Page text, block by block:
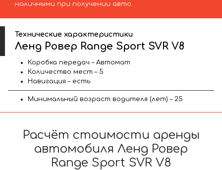
наличными при получении авто.
Технические характеристики
Ленд Ровер Range Sport SVR V8
Коробка передач – Автомат
Количество мест – 5
Навигация – есть
Минимальный возраст водителя (лет) – 25
Расчёт стоимости аренды
автомобиля Ленд Ровер
Range Sport SVR V8